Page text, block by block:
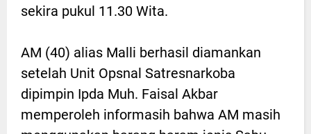
sekira pukul 11.30 Wita.
AM (40) alias Malli berhasil diamankan
setelah Unit Opsnal Satresnarkoba
dipimpin Ipda Muh. Faisal Akbar
memperoleh informasih bahwa AM masih